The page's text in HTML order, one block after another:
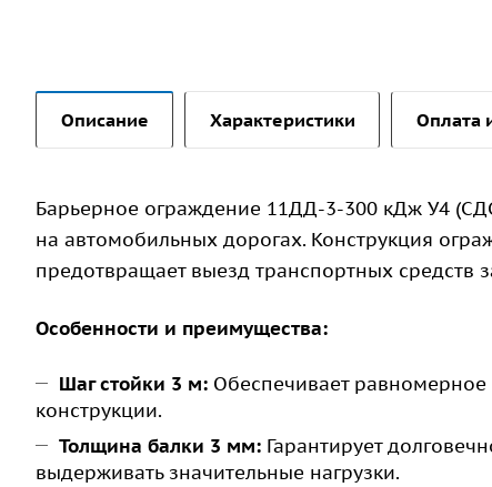
Описание Характеристики Оплата
Барьерное ограждение 11ДД-3-300 кДж У4
на автомобильных дорогах. Конструкция
предотвращает выезд транспортных средств
Особенности и преимущества:
Шаг стойки 3 м: Обеспечивает равномерное
конструкции.
Толщина балки 3 мм: Гарантирует
выдерживать значительные нагрузки.